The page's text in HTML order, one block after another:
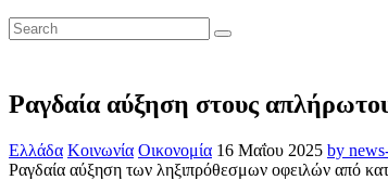
Ραγδαία αύξηση στους
Ελλάδα Κοινωνία Οικονομία 16 Μαΐου 2025 by
Ραγδαία αύξηση των ληξιπρόθεσμων οφειλών από